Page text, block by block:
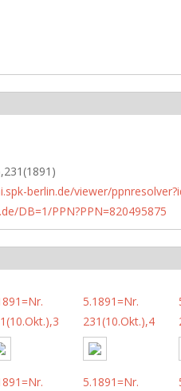
berlin.de/viewer/
DB=1/PPN?PPN=820495875
5.1891=Nr.
231(10.Okt.),4
5.1891=Nr.